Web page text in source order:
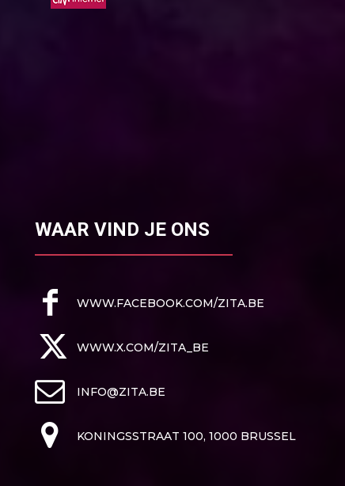
WAAR VIND JE ONS
WWW.FACEBOOK.COM/ZITA.BE
WWW.X.COM/ZITA_BE
INFO@ZITA.BE
KONINGSSTRAAT 100, 1000 BRUSSEL